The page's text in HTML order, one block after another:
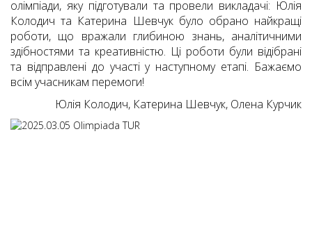
олімпіади, яку підготували та провели викладачі: Юлія
Колодич та Катерина Шевчук було обрано найкращі
роботи, що вражали глибиною знань, аналітичними
здібностями та креативністю. Ці роботи були відібрані
та відправлені до участі у наступному етапі. Бажаємо
всім учасникам перемоги!
Юлія Колодич, Катерина Шевчук, Олена Курчик